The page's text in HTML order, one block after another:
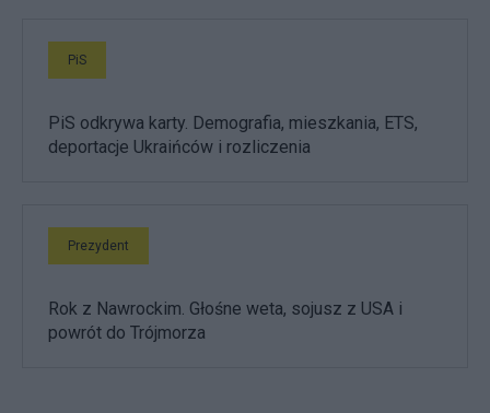
PiS
PiS odkrywa karty. Demografia, mieszkania, ETS,
deportacje Ukraińców i rozliczenia
Prezydent
Rok z Nawrockim. Głośne weta, sojusz z USA i
powrót do Trójmorza